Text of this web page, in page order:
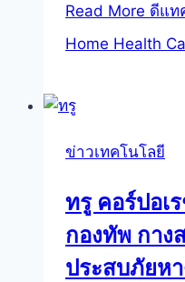
Read More ดีแท
Home Health
ข่าวเทคโนโลยี
ทรู คอร์ปอเ
กองทัพ กาง
ประสบภัยห